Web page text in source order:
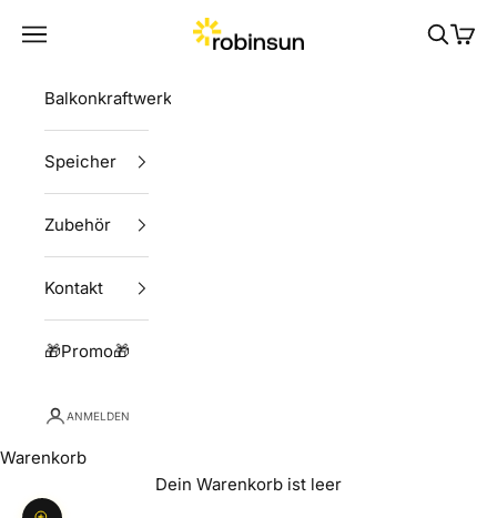
Robinsun
Menü Suchen
Balkonkraftwerke
Speicher
Zubehör
Kontakt
🎁Promo🎁
ANMELDEN
Warenkorb
Dein Warenkorb ist leer